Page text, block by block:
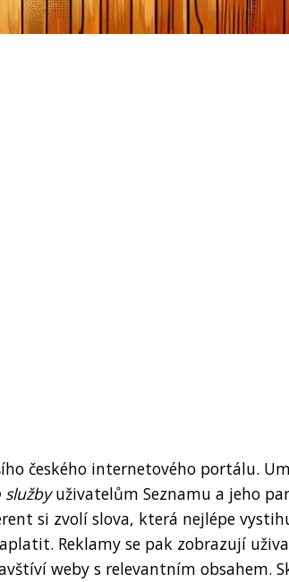
českého internetového portálu.
uživatelům Seznamu a jeho
si zvolí slova, která nejlépe
Reklamy se pak zobrazují
weby s relevantním obsahem.